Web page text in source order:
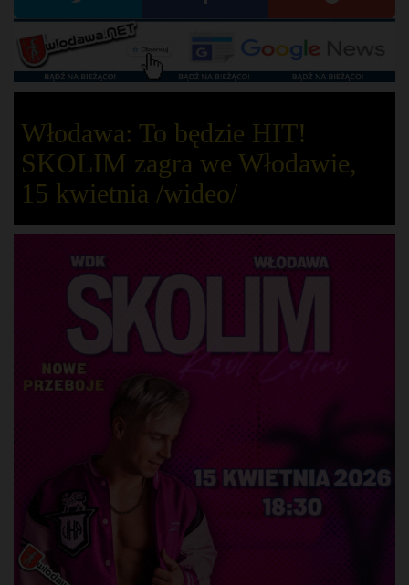
Włodawa: To będzie HIT!
SKOLIM zagra we Włodawie,
15 kwietnia /wideo/